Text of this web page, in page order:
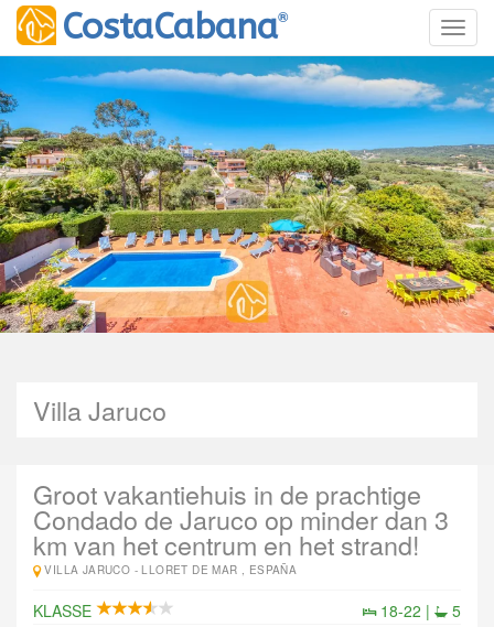
CostaCabana®
Villa Jaruco
Groot vakantiehuis in de prachtige
Condado de Jaruco op minder dan 3
km van het centrum en het strand!
VILLA JARUCO -LLORET DE MAR , ESPAÑA
KLASSE 18-22 |
5